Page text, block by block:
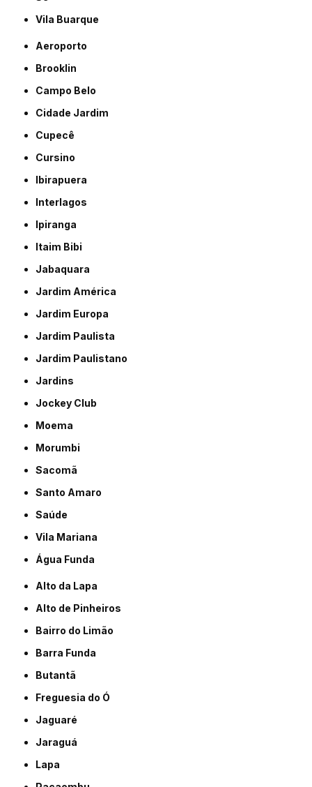
Vila Buarque
Aeroporto
Brooklin
Campo Belo
Cidade Jardim
Cupecê
Cursino
Ibirapuera
Interlagos
Ipiranga
Itaim Bibi
Jabaquara
Jardim América
Jardim Europa
Jardim Paulista
Jardim Paulistano
Jardins
Jockey Club
Moema
Morumbi
Sacomã
Santo Amaro
Saúde
Vila Mariana
Água Funda
Alto da Lapa
Alto de Pinheiros
Bairro do Limão
Barra Funda
Butantã
Freguesia do Ó
Jaguaré
Jaraguá
Lapa